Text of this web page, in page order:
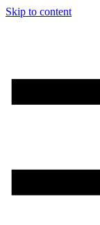
Skip to content